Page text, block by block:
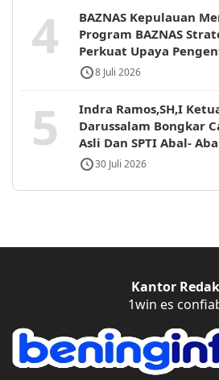
4
BAZNAS Kepulauan
Program BAZNAS
Perkuat Upaya
8 Juli 2026
5
Indra Ramos,SH,I
Darussalam Bongkar
Asli Dan SPTI Abal-
30 Juli 2026
Kantor
1win es